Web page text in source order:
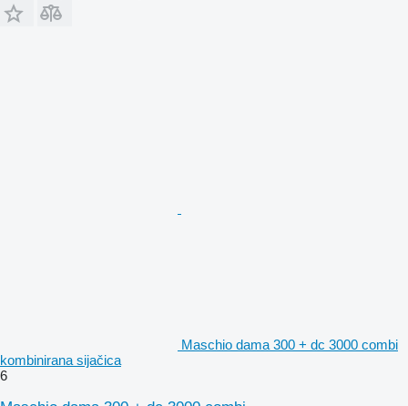
Maschio dama 300 + dc 3000 combi
kombinirana sijačica
6